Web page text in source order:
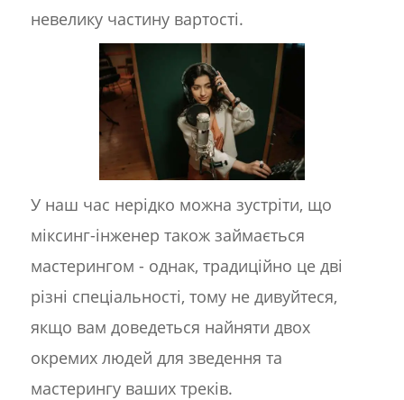
невелику частину вартості.
У наш час нерідко можна зустріти, що
міксинг-інженер також займається
мастерингом - однак, традиційно це дві
різні спеціальності, тому не дивуйтеся,
якщо вам доведеться найняти двох
окремих людей для зведення та
мастерингу ваших треків.